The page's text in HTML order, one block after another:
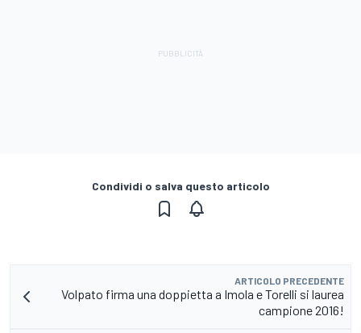
Condividi o salva questo articolo
ARTICOLO PRECEDENTE
Volpato firma una doppietta a Imola e Torelli si laurea
campione 2016!